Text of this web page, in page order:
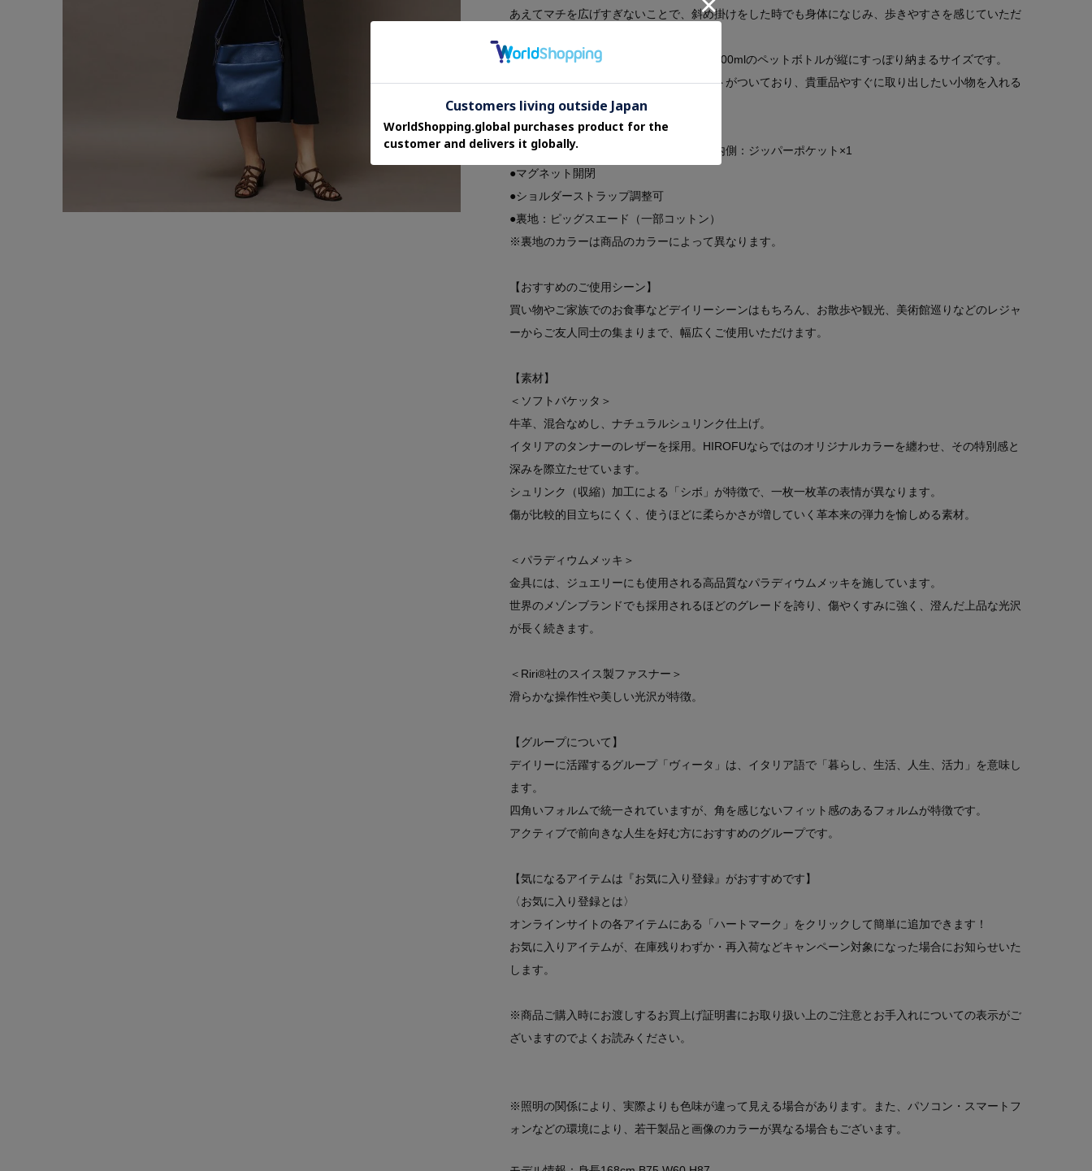
あえてマチを広げすぎないことで、斜め掛けをした時でも身体になじみ、歩きやすさを感じていただ
見た目よりもしっかりと収納力があり、500mlのペットボトルが縦にすっぽり納まるサイズです。
外側・内側にはそれぞれジッパーポケットがついており、貴重品やすぐに取り出したい小物を入れる
のに便利です。
●ポケット 外側：ジッパーポケット×1、内側：ジッパーポケット×1
●マグネット開閉
●ショルダーストラップ調整可
●裏地：ピッグスエード（一部コットン）
※裏地のカラーは商品のカラーによって異なります。
【おすすめのご使用シーン】
買い物やご家族でのお食事などデイリーシーンはもちろん、お散歩や観光、美術館巡りなどのレジャ
ーからご友人同士の集まりまで、幅広くご使用いただけます。
【素材】
＜ソフトバケッタ＞
牛革、混合なめし、ナチュラルシュリンク仕上げ。
イタリアのタンナーのレザーを採用。HIROFUならではのオリジナルカラーを纏わせ、その特別感と
深みを際立たせています。
シュリンク（収縮）加工による「シボ」が特徴で、一枚一枚革の表情が異なります。
傷が比較的目立ちにくく、使うほどに柔らかさが増していく革本来の弾力を愉しめる素材。
＜パラディウムメッキ＞
金具には、ジュエリーにも使用される高品質なパラディウムメッキを施しています。
世界のメゾンブランドでも採用されるほどのグレードを誇り、傷やくすみに強く、澄んだ上品な光沢
が長く続きます。
＜Riri®社のスイス製ファスナー＞
滑らかな操作性や美しい光沢が特徴。
【グループについて】
デイリーに活躍するグループ「ヴィータ」は、イタリア語で「暮らし、生活、人生、活力」を意味し
ます。
四角いフォルムで統一されていますが、角を感じないフィット感のあるフォルムが特徴です。
アクティブで前向きな人生を好む方におすすめのグループです。
【気になるアイテムは『お気に入り登録』がおすすめです】
〈お気に入り登録とは〉
オンラインサイトの各アイテムにある「ハートマーク」をクリックして簡単に追加できます！
お気に入りアイテムが、在庫残りわずか・再入荷などキャンペーン対象になった場合にお知らせいた
します。
※商品ご購入時にお渡しするお買上げ証明書にお取り扱い上のご注意とお手入れについての表示がご
ざいますのでよくお読みください。
※照明の関係により、実際よりも色味が違って見える場合があります。また、パソコン・スマートフ
ォンなどの環境により、若干製品と画像のカラーが異なる場合もございます。